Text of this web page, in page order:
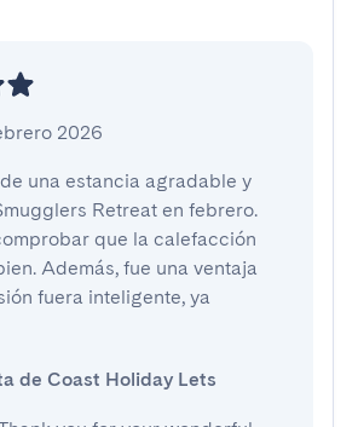
2026
una estancia agradable y
Retreat en febrero.
que la calefacción
Además, fue una ventaja
fuera inteligente, ya
de Coast Holiday Lets